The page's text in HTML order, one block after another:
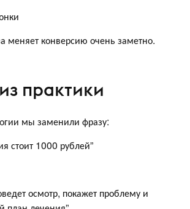
меняет конверсию очень заметно.
практики
мы заменили фразу:
стоит 1000 рублей”
осмотр, покажет проблему и